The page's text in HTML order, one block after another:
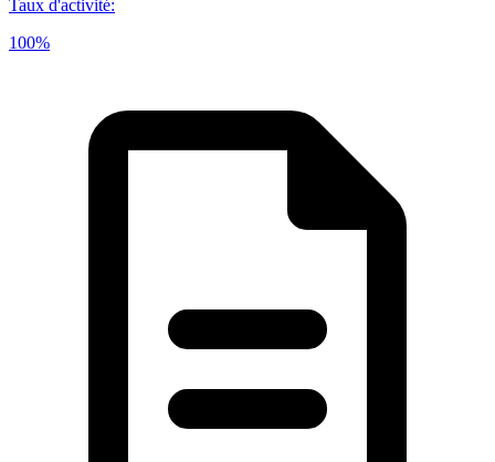
Taux d'activité:
100%